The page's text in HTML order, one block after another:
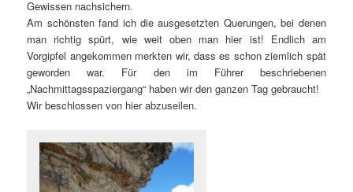
Gewissen nachsichern.
Am schönsten fand ich die ausgesetzten Querungen, bei denen
man richtig spürt, wie weit oben man hier ist! Endlich am
Vorgipfel angekommen merkten wir, dass es schon ziemlich spät
geworden war. Für den im Führer beschriebenen
„Nachmittagsspaziergang“ haben wir den ganzen Tag gebraucht!
Wir beschlossen von hier abzuseilen.